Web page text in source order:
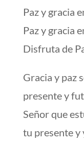
Paz y gracia
Paz y gracia
Disfruta de
Gracia y paz
presente y
Señor que
tu presente y